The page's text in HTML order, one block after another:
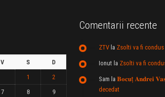
V S
D
1
2
7 8 9
Comentarii recente
ZTVla Zsolti va fi
Ionut la Zsolti va fi
Sam la 𝐁𝐨𝐜𝐮ț 𝐀𝐧𝐝𝐫𝐞𝐢
decedat